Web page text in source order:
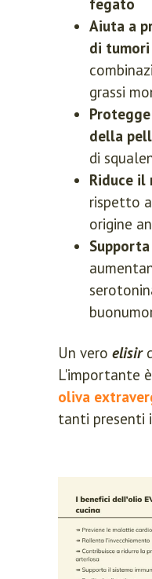
fegato
Aiuta a
di tumori
grassi
della
di
Riduce
rispetto
origine
Un vero elisir
L'importante è
oliva
tanti presenti